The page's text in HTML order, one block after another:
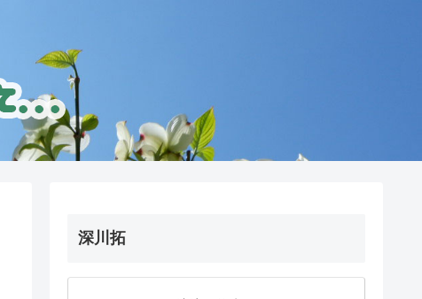
深川拓